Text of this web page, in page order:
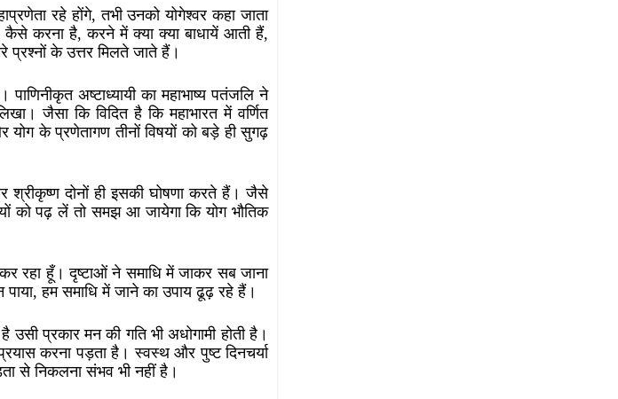
रहे होंगे, तभी उनको योगेश्वर कहा जाता
कैसे करना है, करने में क्या क्या बाधायें आती हैं,
के उत्तर मिलते जाते हैं।
अष्टाध्यायी का महाभाष्य पतंजलि ने
जैसा कि विदित है कि महाभारत में वर्णित
के प्रणेतागण तीनों विषयों को बड़े ही सुगढ़
श्रीकृष्ण दोनों ही इसकी घोषणा करते हैं। जैसे
को पढ़ लें तो समझ आ जायेगा कि योग भौतिक
रहा हूँ। दृष्टाओं ने समाधि में जाकर सब जाना
हम समाधि में जाने का उपाय ढूढ़ रहे हैं।
प्रकार मन की गति भी अधोगामी होती है।
करना पड़ता है। स्वस्थ और पुष्ट दिनचर्या
से निकलना संभव भी नहीं है।